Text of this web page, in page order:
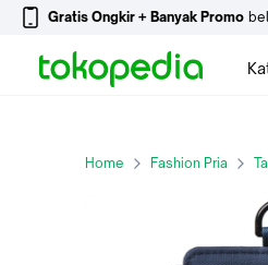
Gratis Ongkir + Banyak Promo
Home Fashion Pria